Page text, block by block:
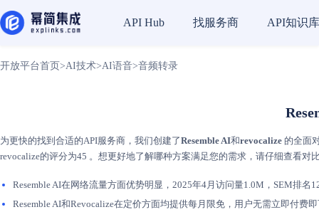
API Hub 找服务商 API知识库
开放平台首页 >AI技术>AI语音>音频转录
为更快的找到合适的API服务商，我们创建了Resemble AI和revocalize 的全面
revocalize的评分为45 。想更好地了解哪种方案满足您的需求，请仔细查看对
Resemble AI在网络流量方面优势明显，2025年4月访问量1.0M，SEM排
Resemble AI和Revocalize在定价方面均提供每月限免，用户无需立即付